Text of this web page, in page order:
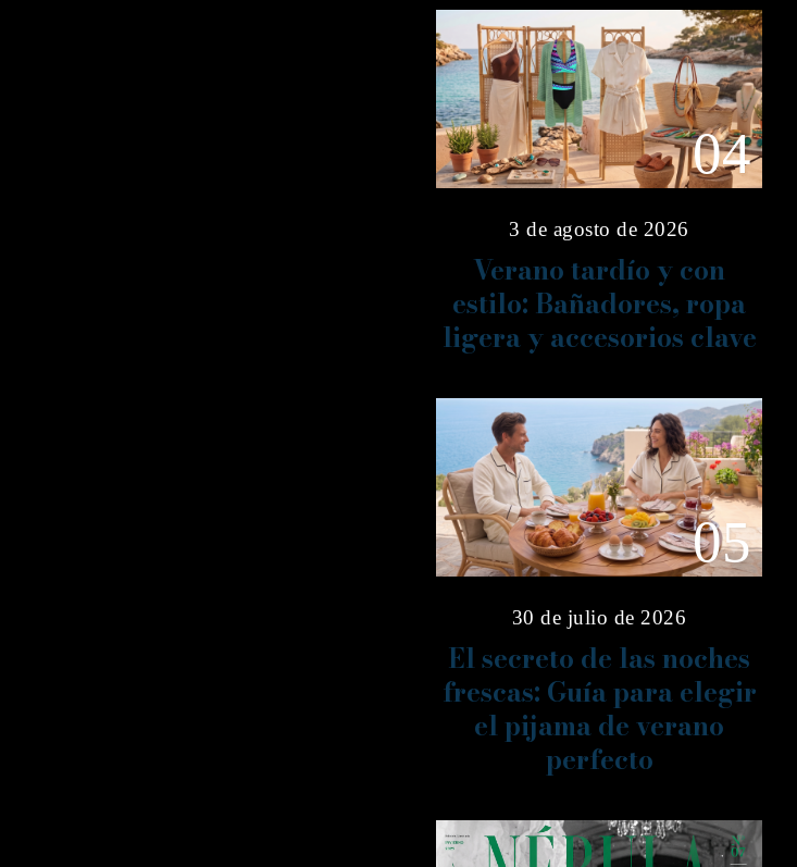
04
3 de agosto de 2026
Verano tardío y con
estilo: Bañadores, ropa
ligera y accesorios clave
05
30 de julio de 2026
El secreto de las noches
frescas: Guía para elegir
el pijama de verano
perfecto